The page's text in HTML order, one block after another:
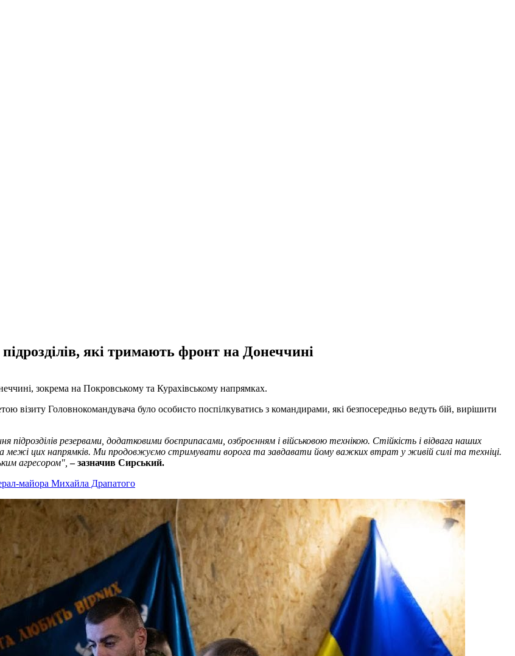
які тримають фронт на Донеччині
зокрема на Покровському та Курахівському напрямках.
Головнокомандувача було особисто поспілкуватись з командирами, які безпосередньо ведуть бій, вирішити
резервами, додатковими боєприпасами, озброєнням і військовою технікою. Стійкість і відвага наших
межі цих напрямків. Ми продовжуємо стримувати ворога та завдавати йому важких втрат у живій силі та техніці.
агресором",– зазначив Сирський.
майора Михайла Драпатого